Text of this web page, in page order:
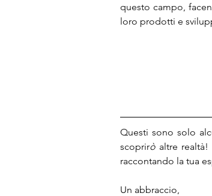
questo campo,
loro prodotti e
Questi sono solo
scoprirò altre
raccontando la tua
Un abbraccio,